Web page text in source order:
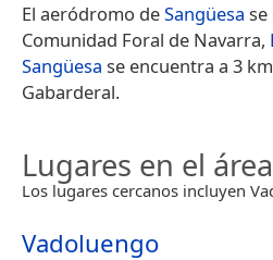
El aeródromo deSangüesa se
Comunidad Foral de Navarra,
Sangüesa se encuentra a 3
Gabarderal.
Lugares en el área
Los lugares cercanos incluyen
Vadoluengo